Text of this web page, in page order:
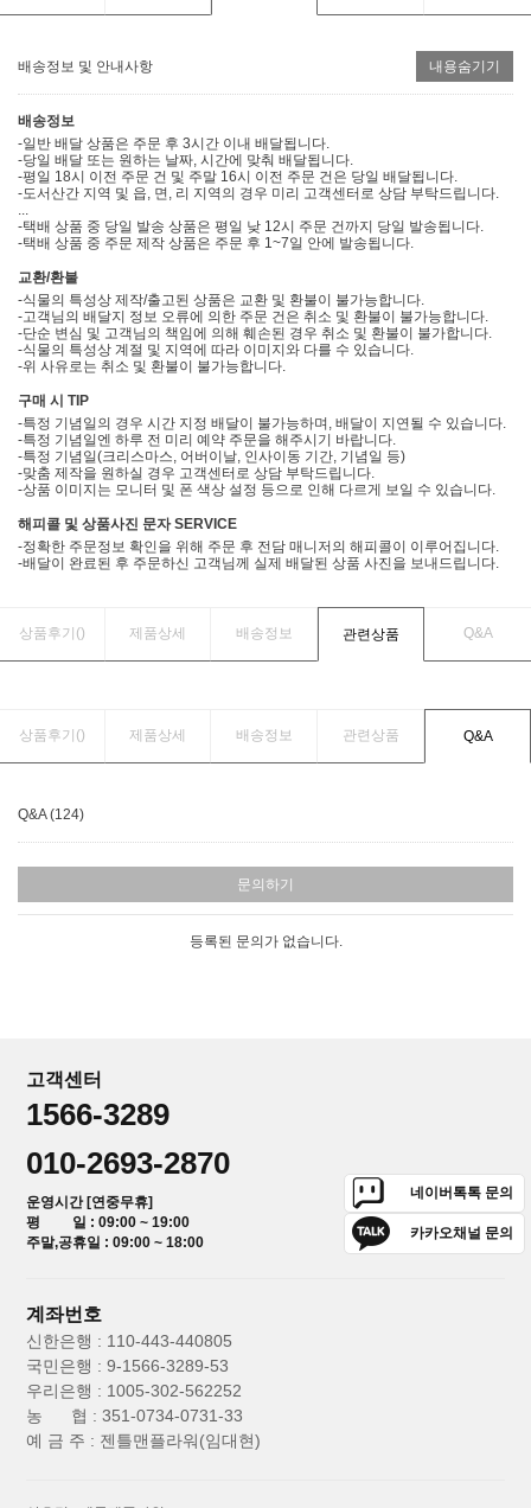
배송정보 및 안내사항 내용숨기기
배송정보
-일반 배달 상품은 주문 후 3시간 이내 배달됩니다.
-당일 배달 또는 원하는 날짜, 시간에 맞춰 배달됩니다.
-평일 18시 이전 주문 건 및 주말 16시 이전 주문 건은 당일 배달됩니다.
-도서산간 지역 및 읍, 면, 리 지역의 경우 미리 고객센터로 상담 부탁드립니다.
-택배 상품 중 당일 발송 상품은 평일 낮 12시 주문 건까지 당일 발송됩니다.
-택배 상품 중 주문 제작 상품은 주문 후 1~7일 안에 발송됩니다.
교환/환불
-식물의 특성상 제작/출고된 상품은 교환 및 환불이 불가능합니다.
-고객님의 배달지 정보 오류에 의한 주문 건은 취소 및 환불이 불가능합니다.
-단순 변심 및 고객님의 책임에 의해 훼손된 경우 취소 및 환불이 불가합니다.
-식물의 특성상 계절 및 지역에 따라 이미지와 다를 수 있습니다.
-위 사유로는 취소 및 환불이 불가능합니다.
구매 시 TIP
-특정 기념일의 경우 시간 지정 배달이 불가능하며, 배달이 지연될 수 있습니다.
-특정 기념일엔 하루 전 미리 예약 주문을 해주시기 바랍니다.
-특정 기념일(크리스마스, 어버이날, 인사이동 기간, 기념일 등)
-맞춤 제작을 원하실 경우 고객센터로 상담 부탁드립니다.
-상품 이미지는 모니터 및 폰 색상 설정 등으로 인해 다르게 보일 수 있습니다.
해피콜 및 상품사진 문자 SERVICE
-정확한 주문정보 확인을 위해 주문 후 전담 매니저의 해피콜이 이루어집니다.
-배달이 완료된 후 주문하신 고객님께 실제 배달된 상품 사진을 보내드립니다.
상품후기() 제품상세 배송정보 관련상품 Q&A
상품후기() 제품상세 배송정보 관련상품 Q&A
Q&A (124)
문의하기
등록된 문의가 없습니다.
고객센터
1566-3289
010-2693-2870
운영시간 [연중무휴]
평 일 : 09:00 ~ 19:00
주말,공휴일 : 09:00 ~ 18:00
네이버톡톡 문의
카카오채널 문의
계좌번호
신한은행 : 110-443-440805
국민은행 : 9-1566-3289-53
우리은행 : 1005-302-562252
농 협 : 351-0734-0731-33
예 금 주 : 젠틀맨플라워(임대현)